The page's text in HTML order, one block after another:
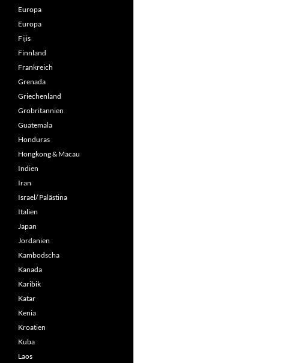
Europa
Europa
Fijis
Finnland
Frankreich
Grenada
Griechenland
Grobritannien
Guatemala
Honduras
Hongkong & Macau
Indien
Iran
Israel/ Palästina
Italien
Japan
Jordanien
Kambodscha
Kanada
Karibik
Katar
Kenia
Kroatien
Kuba
Laos